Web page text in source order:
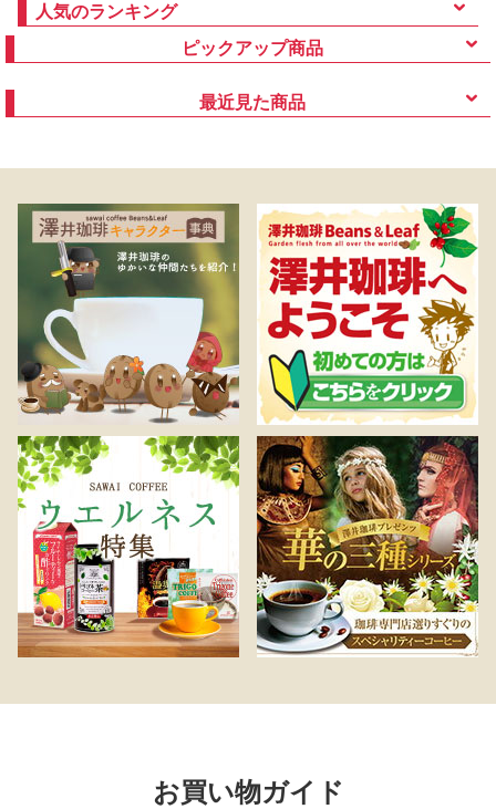
人気のランキング
ピックアップ商品
最近見た商品
お買い物ガイド